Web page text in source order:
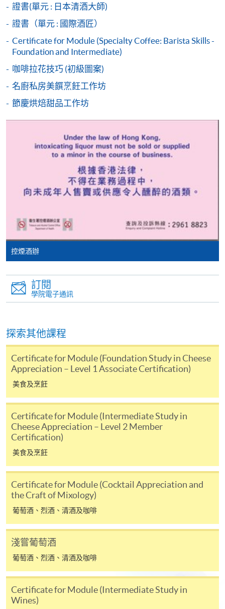
VISA 或 Mastercard、「微信支付」(Online WeChat
Pay) 、「支付寶」(Online Alipay) 或 「轉數快」(FPS)
繳付學費。
親身報名/郵遞
凡以「先到先得」為取錄方式的課程，請填妥
SF26報名表，親往報名中心或以郵遞方式連同學
費以及所需證明文件呈交。
[下載報名表SF26]
申請學歷頒授及專業課程可能需要其他資料，報名
表可向報名中心或有關課程負責人索取。填妥申請
表格後，請連同報名費/學費以及所需證明文件親
往報名中心或以郵遞方式遞交。
報讀同一學歷頒授課程內其他單元
用於一般學歷頒授課程。
課程負責人會為學員送上「註冊及學費通知」
(「通知」)，請填妥有關「通知」，並親往報名中
心或以郵遞方式，遞交「通知」及繳交所需費用。
何疑問，請詳閱個別課程資料，或聯絡有關課程負責
人或報名中心。
選用網上報名服務必須在已接駁互聯網及支援
JavaScript程式瀏覽器的電腦上進行。建議選用
Google Chrome瀏覽器。
申請人不應閒置申請超過10分鐘。否則，申請人
必須重新開始整個申請程序。
報讀優惠，請親臨學院的報名中心報名。
在網上報名過程中，由於提交課程申請和付款在系
統處理上為兩個不同的程序，成功付款並不保證成
功被獲取錄。任何不成功的申請，課程組職員將儘
證書(單元 : 日本清酒大師)
證書（單元 : 國際酒匠）
Certificate for Module (Specialty Coffee: Barista Skills -
Foundation and Intermediate)
咖啡拉花技巧 (初級圖案)
名廚私房美饌烹飪工作坊
節慶烘焙甜品工作坊
控煙酒辦
訂閱
學院電子通訊
探索其他課程
Certificate for Module (Foundation Study in Cheese
Appreciation – Level 1 Associate Certification)
美食及烹飪
Certificate for Module (Intermediate Study in
Cheese Appreciation – Level 2 Member
Certification)
美食及烹飪
Certificate for Module (Cocktail Appreciation and
the Craft of Mixology)
葡萄酒、烈酒、清酒及咖啡
淺嘗葡萄酒
葡萄酒、烈酒、清酒及咖啡
Certificate for Module (Intermediate Study in
Wines)